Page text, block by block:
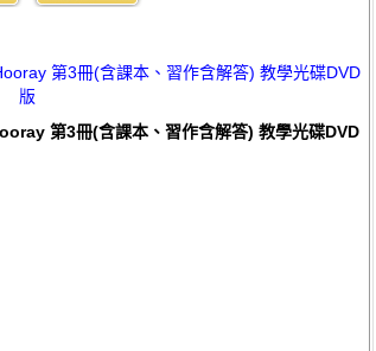
第3冊(含課本、習作含解答) 教學光碟DVD
版
第3冊(含課本、習作含解答) 教學光碟DVD